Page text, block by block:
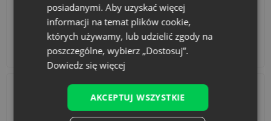
Zamów woreczki z organzy bezpośrednio
Kalendarze adwentowe Torby bawełniane
posiadanymi. Aby uzyskać więcej
informacji na temat plików cookie,
których używamy, lub udzielić zgody na
poszczególne, wybierz „Dostosuj”.
Dowiedz się więcej
AKCEPTUJ WSZYSTKIE